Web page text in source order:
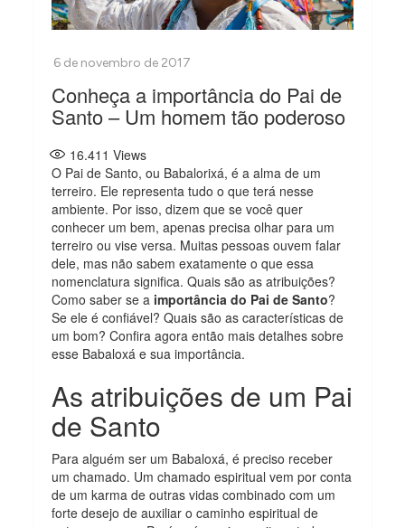
Conheça a importância do Pai de
Santo – Um homem tão poderoso
16.411 Views
O Pai de Santo, ou Babalorixá, é a alma de um
terreiro. Ele representa tudo o que terá nesse
ambiente. Por isso, dizem que se você quer
conhecer um bem, apenas precisa olhar para um
terreiro ou vise versa. Muitas pessoas ouvem falar
dele, mas não sabem exatamente o que essa
nomenclatura significa. Quais são as atribuições?
Como saber se a importância do Pai de Santo?
Se ele é confiável? Quais são as características de
um bom? Confira agora então mais detalhes sobre
esse Babaloxá e sua importância.
As atribuições de um Pai
de Santo
Para alguém ser um Babaloxá, é preciso receber
um chamado. Um chamado espiritual vem por conta
de um karma de outras vidas combinado com um
forte desejo de auxiliar o caminho espiritual de